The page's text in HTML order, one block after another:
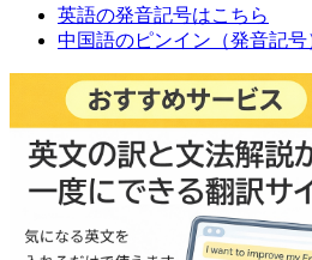
英語の発音記号はこちら
中国語のピンイン（発音記号